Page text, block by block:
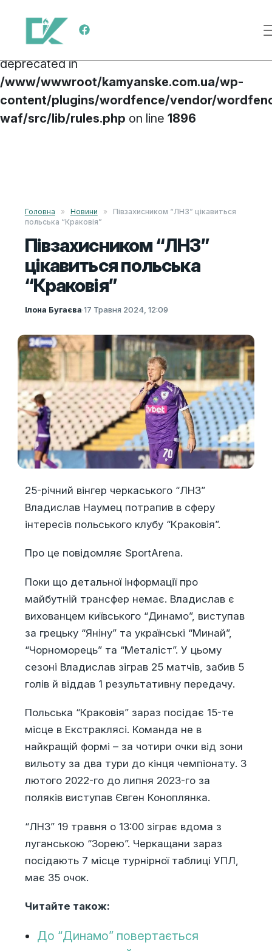
Deprecated
: preg_replace(): Passing null to
parameter #3 ($subject) of type array|string is
deprecated in
/www/wwwroot/kamyanske.com.ua/wp-
content/plugins/wordfence/vendor/
waf/src/lib/rules.php on line 1896
Main Navigation
Головна » Новини »
Півзахисником “ЛНЗ” цікавиться
польська “Краковія”
Півзахисником “ЛНЗ”
цікавиться польська
“Краковія”
Ілона Бугаєва·17 Травня 2024, 12:09
25-річний вінгер черкаського “ЛНЗ”
Владислав Наумец потрапив в сферу
інтересів польського клубу “Краковія”.
Про це повідомляє SportArena.
Поки що детальної інформації про
майбутній трансфер немає. Владислав є
вихованцем київського “Динамо”, виступав
за грецьку “Яніну” та українські “Минай”,
“Чорноморець” та “Металіст”. У цьому
сезоні Владислав зіграв 25 матчів, забив 5
голів й віддав 1 результативну передачу.
Польська “Краковія” зараз посідає 15-те
місце в Екстраклясі. Команда не в
найкращій формі – за чотири очки від зони
вильоту за два тури до кінця чемпіонату. З
лютого 2022-го до липня 2023-го за
поляків виступав Євген Коноплянка.
“ЛНЗ” 19 травня о 13:00 зіграє вдома з
луганською “Зорею”. Черкащани зараз
посідають 7 місце турнірної таблиці УПЛ,
має 35 очок.
Читайте також:
До “Динамо” повертається